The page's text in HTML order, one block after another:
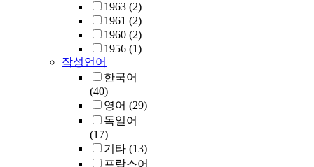
1963 (2)
1961 (2)
1960 (2)
1956 (1)
작성언어
한국어
(40)
영어 (29)
독일어
(17)
기타 (13)
프랑스어